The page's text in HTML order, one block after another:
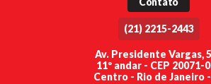
(21) 2215-2443
Av. Presidente Vargas,
11º andar - CEP 20071-
Centro - Rio de Janeiro -